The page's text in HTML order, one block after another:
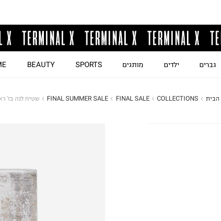
גברים ילדים מותגים SPORTS
BEAUTY
הבית COLLECTIONS
FINAL SALE
FINAL SUMMER SALE שטיח לנה בז'